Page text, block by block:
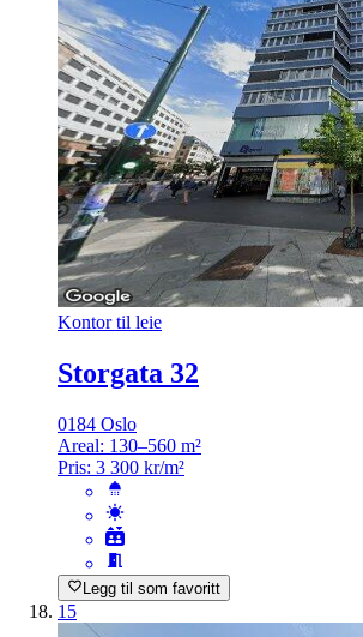
Kontor til leie
Storgata 32
0184 Oslo
Areal: 130–560 m²
Pris: 3 300 kr/m²
Legg til som favoritt
15